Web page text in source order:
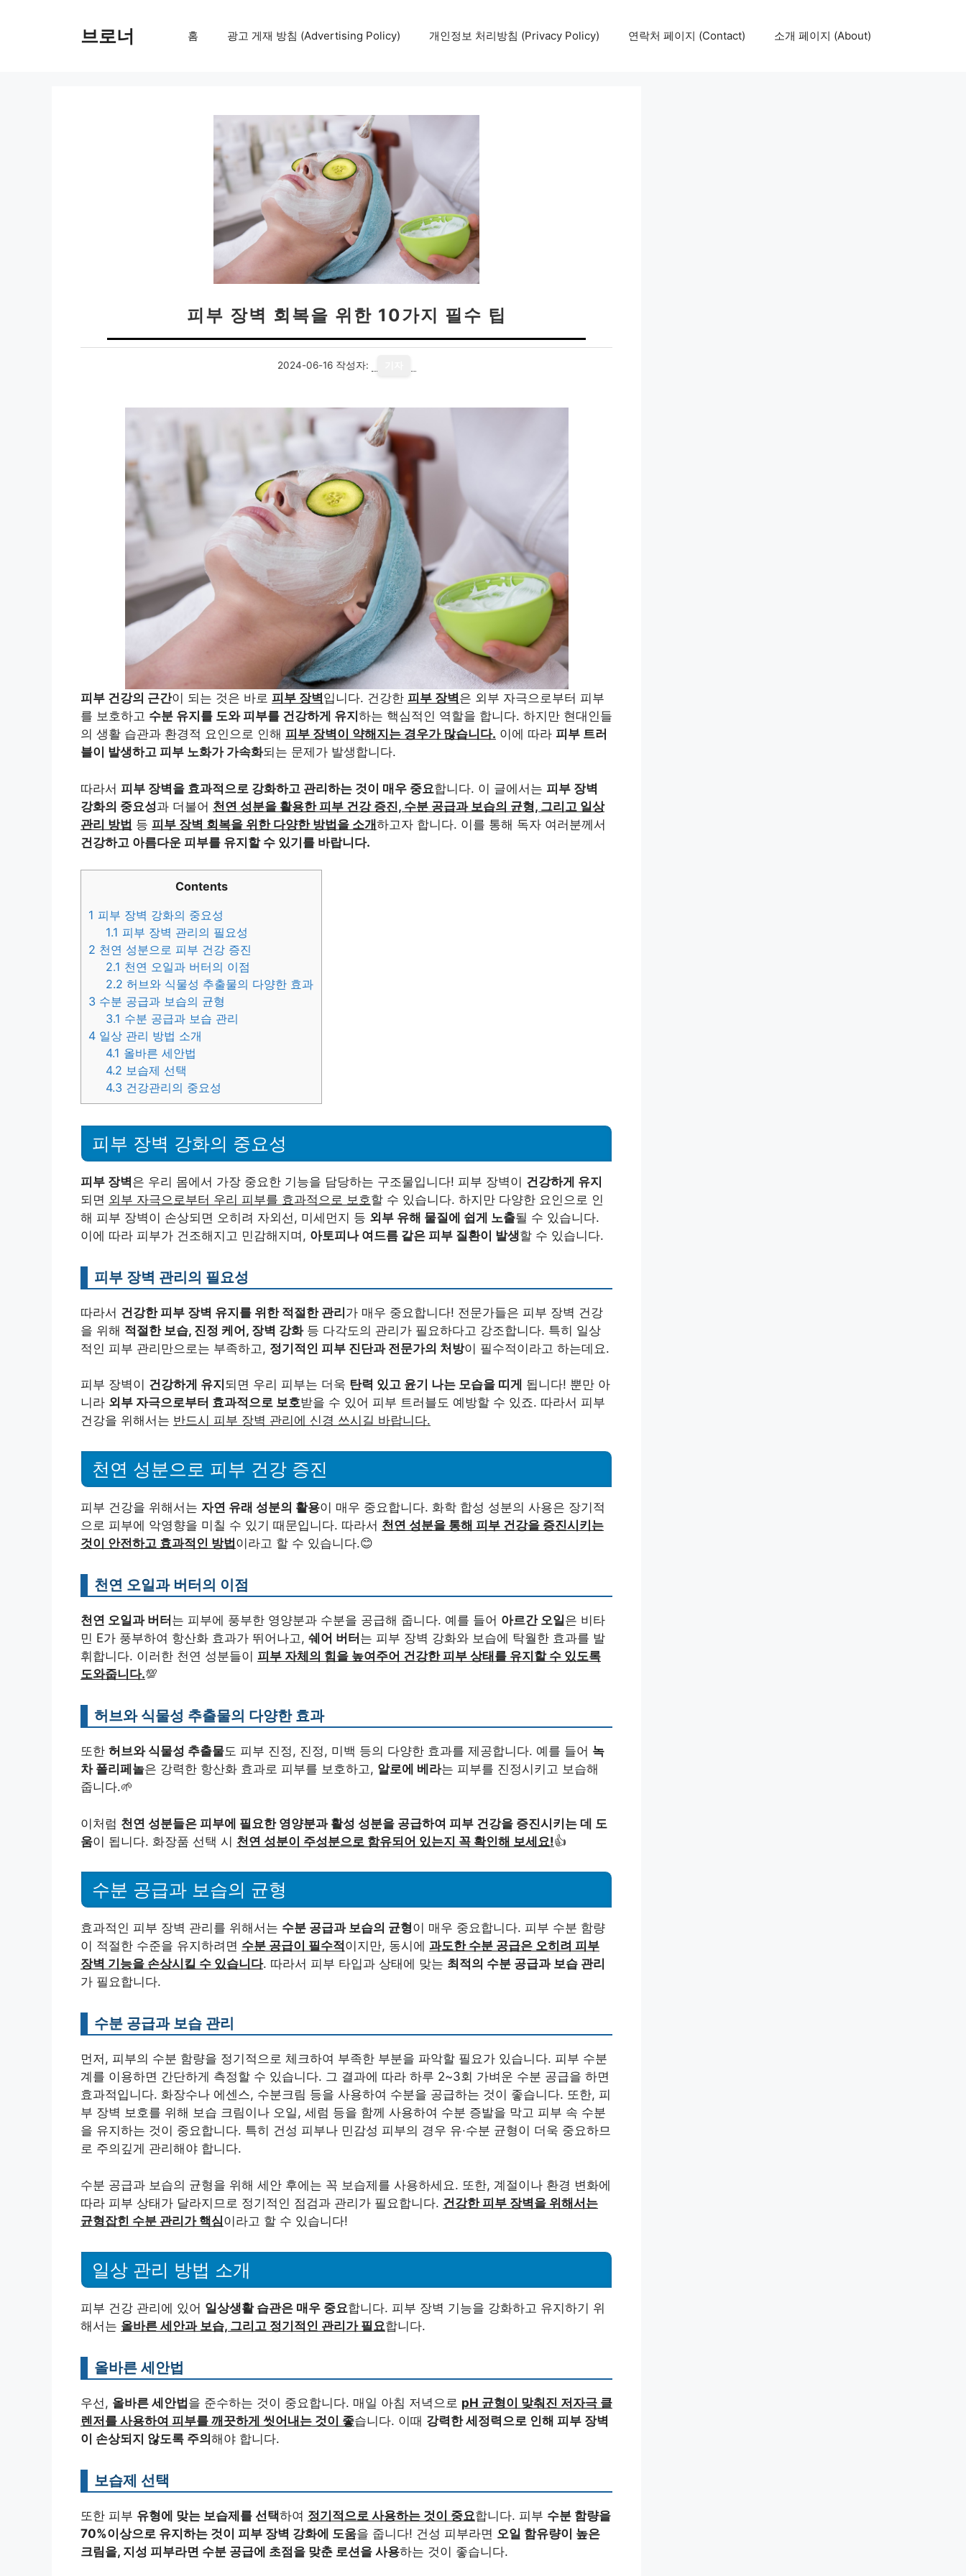
브로너 홈 광고 게재 방침 (Advertising Policy) 개인정보 처리방침 (Privacy Policy) 연락처 페이지 (Contact) 소개 페이지 (About)
피부 장벽 회복을 위한 10가지 필수 팁
2024-06-16 작성자:
피부 건강의 근간이 되는 것은 바로 피부 장벽입니다. 건강한 피부 장벽은 외부 자극으로부터 피부
를 보호하고 수분 유지를 도와 피부를 건강하게 유지 하는 핵심적인 역할을 합니다. 하지만 현대인들
의 생활 습관과 환경적 요인으로 인해 피부 장벽이 약해지는 경우가 많습니다. 이에 따라 피부 트러
블이 발생하고 피부 노화가 가속화되는 문제가 발생합니다.
따라서 피부 장벽을 효과적으로 강화하고 관리하는 것이 매우 중요합니다. 이 글에서는 피부 장벽
강화의 중요성과 더불어 천연 성분을 활용한 피부 건강 증진, 수분 공급과 보습의 균형, 그리고 일상
관리 방법 등 피부 장벽 회복을 위한 다양한 방법을 소개하고자 합니다. 이를 통해 독자 여러분께서
건강하고 아름다운 피부를 유지할 수 있기를 바랍니다.
Contents
1 피부 장벽 강화의 중요성
1.1 피부 장벽 관리의 필요성
2 천연 성분으로 피부 건강 증진
2.1 천연 오일과 버터의 이점
2.2 허브와 식물성 추출물의 다양한 효과
3 수분 공급과 보습의 균형
3.1 수분 공급과 보습 관리
4 일상 관리 방법 소개
4.1 올바른 세안법
4.2 보습제 선택
4.3 건강관리의 중요성
피부 장벽 강화의 중요성
피부 장벽은 우리 몸에서 가장 중요한 기능을 담당하는 구조물입니다! 피부 장벽이 건강하게 유지
되면 외부 자극으로부터 우리 피부를 효과적으로 보호할 수 있습니다. 하지만 다양한 요인으로 인
해 피부 장벽이 손상되면 오히려 자외선, 미세먼지 등 외부 유해 물질에 쉽게 노출될 수 있습니다.
이에 따라 피부가 건조해지고 민감해지며, 아토피나 여드름 같은 피부 질환이 발생할 수 있습니다.
피부 장벽 관리의 필요성
따라서 건강한 피부 장벽 유지를 위한 적절한 관리가 매우 중요합니다! 전문가들은 피부 장벽 건강
을 위해 적절한 보습, 진정 케어, 장벽 강화등 다각도의 관리가 필요하다고 강조합니다. 특히 일상
적인 피부 관리만으로는 부족하고, 정기적인 피부 진단과 전문가의 처방이 필수적이라고 하는데요.
피부 장벽이 건강하게 유지 되면 우리 피부는 더욱 탄력 있고 윤기 나는 모습을 띠게 됩니다! 뿐만 아
니라 외부 자극으로부터 효과적으로 보호받을 수 있어 피부 트러블도 예방할 수 있죠. 따라서 피부
건강을 위해서는 반드시 피부 장벽 관리에 신경 쓰시길 바랍니다.
천연 성분으로 피부 건강 증진
피부 건강을 위해서는 자연 유래 성분의 활용이 매우 중요합니다. 화학 합성 성분의 사용은 장기적
으로 피부에 악영향을 미칠 수 있기 때문입니다. 따라서 천연 성분을 통해 피부 건강을 증진시키는
것이 안전하고 효과적인 방법 이라고 할 수 있습니다.😊
천연 오일과 버터의 이점
천연 오일과 버터 는 피부에 풍부한 영양분과 수분을 공급해 줍니다. 예를 들어 아르간 오일은 비타
민 E가 풍부하여 항산화 효과가 뛰어나고, 쉐어 버터 는 피부 장벽 강화와 보습에 탁월한 효과를 발
휘합니다. 이러한 천연 성분들이 피부 자체의 힘을 높여주어 건강한 피부 상태를 유지할 수 있도록
도와줍니다.💯
허브와 식물성 추출물의 다양한 효과
또한 허브와 식물성 추출물도 피부 진정, 진정, 미백 등의 다양한 효과를 제공합니다. 예를 들어 녹
차 폴리페놀은 강력한 항산화 효과로 피부를 보호하고, 알로에 베라는 피부를 진정시키고 보습해
줍니다.🌱
이처럼 천연 성분들은 피부에 필요한 영양분과 활성 성분을 공급하여 피부 건강을 증진시키는 데 도
움이 됩니다. 화장품 선택 시 천연 성분이 주성분으로 함유되어 있는지 꼭 확인해 보세요!👍
수분 공급과 보습의 균형
효과적인 피부 장벽 관리를 위해서는 수분 공급과 보습의 균형이 매우 중요합니다. 피부 수분 함량
이 적절한 수준을 유지하려면 수분 공급이 필수적 이지만, 동시에 과도한 수분 공급은 오히려 피부
장벽 기능을 손상시킬 수 있습니다. 따라서 피부 타입과 상태에 맞는 최적의 수분 공급과 보습 관리
가 필요합니다.
수분 공급과 보습 관리
먼저, 피부의 수분 함량을 정기적으로 체크하여 부족한 부분을 파악할 필요가 있습니다. 피부 수분
계를 이용하면 간단하게 측정할 수 있습니다. 그 결과에 따라 하루 2~3회 가벼운 수분 공급을 하면
효과적입니다. 화장수나 에센스, 수분크림 등을 사용하여 수분을 공급하는 것이 좋습니다. 또한, 피
부 장벽 보호를 위해 보습 크림이나 오일, 세럼 등을 함께 사용하여 수분 증발을 막고 피부 속 수분
을 유지하는 것이 중요합니다. 특히 건성 피부나 민감성 피부의 경우 유·수분 균형이 더욱 중요하므
로 주의깊게 관리해야 합니다.
수분 공급과 보습의 균형을 위해 세안 후에는 꼭 보습제를 사용하세요. 또한, 계절이나 환경 변화에
따라 피부 상태가 달라지므로 정기적인 점검과 관리가 필요합니다. 건강한 피부 장벽을 위해서는
균형잡힌 수분 관리가 핵심이라고 할 수 있습니다!
일상 관리 방법 소개
피부 건강 관리에 있어 일상생활 습관은 매우 중요합니다. 피부 장벽 기능을 강화하고 유지하기 위
해서는 올바른 세안과 보습, 그리고 정기적인 관리가 필요합니다.
올바른 세안법
우선, 올바른 세안법을 준수하는 것이 중요합니다. 매일 아침 저녁으로 pH 균형이 맞춰진 저자극 클
렌저를 사용하여 피부를 깨끗하게 씻어내는 것이 좋습니다. 이때 강력한 세정력으로 인해 피부 장벽
이 손상되지 않도록 주의해야 합니다.
보습제 선택
또한 피부 유형에 맞는 보습제를 선택하여 정기적으로 사용하는 것이 중요합니다. 피부 수분 함량을
70%이상으로 유지하는 것이 피부 장벽 강화에 도움을 줍니다! 건성 피부라면 오일 함유량이 높은
크림을, 지성 피부라면 수분 공급에 초점을 맞춘 로션을 사용하는 것이 좋습니다.